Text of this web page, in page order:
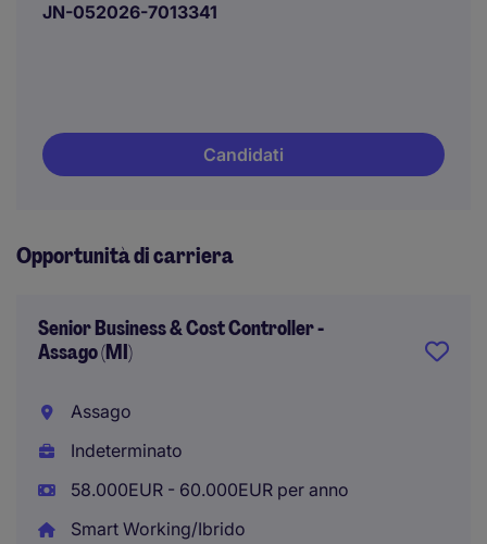
JN-052026-7013341
Candidati
Opportunità di carriera
Senior Business & Cost Controller -
Assago (MI)
Assago
Indeterminato
58.000EUR - 60.000EUR per anno
Smart Working/Ibrido